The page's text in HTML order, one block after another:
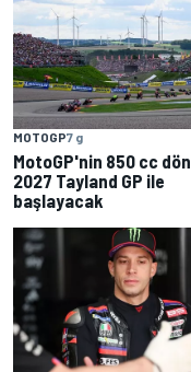
MOTOGP7 g
MotoGP'nin 850 cc
2027 Tayland GP ile
başlayacak